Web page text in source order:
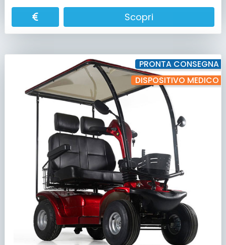
Scopri
PRONTA CONSEGNA
DISPOSITIVO MEDICO